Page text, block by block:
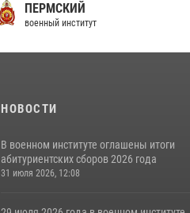
ПЕРМСКИЙ
военный институт
НОВОСТИ
В военном институте оглашены итоги
абитуриентских сборов 2026 года
31 июля 2026, 12:08